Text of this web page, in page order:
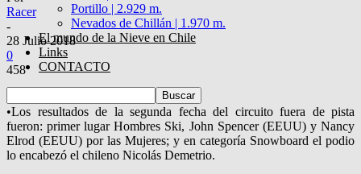
Portillo | 2.929 m.
Nevados de Chillán | 1.970 m.
El mundo de la Nieve en Chile
Links
CONTACTO
Racer
-
28 Julio 2018
0
458
•Los resultados de la segunda fecha del circuito fuera de pista
fueron:primer lugarHombres Ski, John Spencer (EEUU)y Nancy
Elrod (EEUU) por las Mujeres; y en categoría Snowboard el podio
lo encabezó el chileno Nicolás Demetrio.